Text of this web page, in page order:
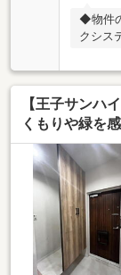
◆物件
クシス
温水洗
クスの
ランキ
ベーシ
ネッ
と幅広
行も変
【王子サンハ
くもりや緑を